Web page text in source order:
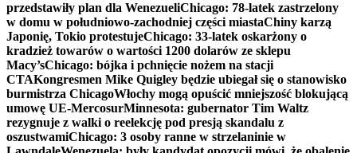
przedstawiły plan dla WenezueliChicago: 78-latek zastrzelony
w domu w południowo-zachodniej części miastaChiny karzą
Japonię, Tokio protestujeChicago: 33-latek oskarżony o
kradzież towarów o wartości 1200 dolarów ze sklepu
Macy’sChicago: bójka i pchnięcie nożem na stacji
CTAKongresmen Mike Quigley będzie ubiegał się o stanowisko
burmistrza ChicagoWłochy mogą opuścić mniejszość blokującą
umowę UE-MercosurMinnesota: gubernator Tim Waltz
rezygnuje z walki o reelekcję pod presją skandalu z
oszustwamiChicago: 3 osoby ranne w strzelaninie w